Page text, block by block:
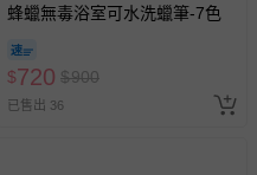
蜂蠟無毒浴室可水洗蠟筆-7色
$720 $900
已售出 36